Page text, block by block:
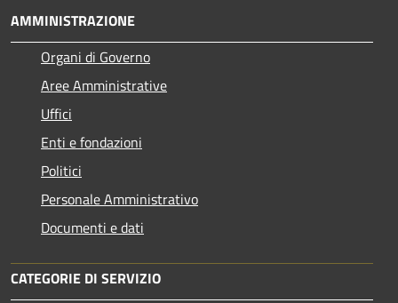
AMMINISTRAZIONE
Organi di Governo
Aree Amministrative
Uffici
Enti e fondazioni
Politici
Personale Amministrativo
Documenti e dati
CATEGORIE DI SERVIZIO